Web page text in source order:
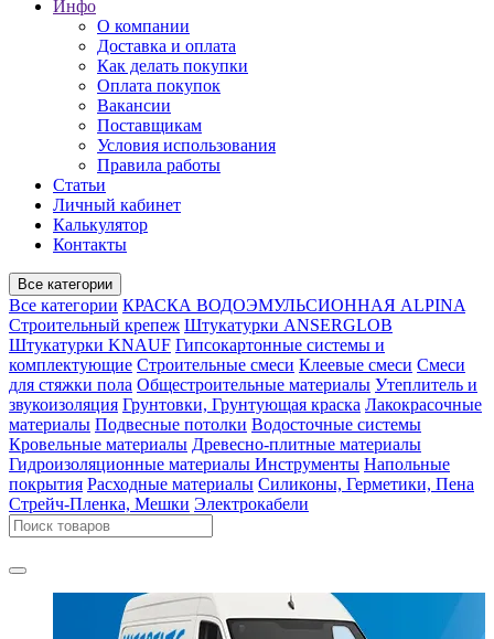
Инфо
О компании
Доставка и оплата
Как делать покупки
Оплата покупок
Вакансии
Поставщикам
Условия использования
Правила работы
Статьи
Личный кабинет
Калькулятор
Контакты
Все категории
Все категории КРАСКА ВОДОЭМУЛЬСИОННАЯ ALPINA
Строительный крепеж Штукатурки ANSERGLOB
Штукатурки KNAUF Гипсокартонные системы и
комплектующие Строительные смеси Клеевые смеси Смеси
для стяжки пола Общестроительные материалы Утеплитель и
звукоизоляция Грунтовки, Грунтующая краска Лакокрасочные
материалы Подвесные потолки Водосточные системы
Кровельные материалы Древесно-плитные материалы
Гидроизоляционные материалы Инструменты Напольные
покрытия Расходные материалы Силиконы, Герметики, Пена
Стрейч-Пленка, Мешки Электрокабели